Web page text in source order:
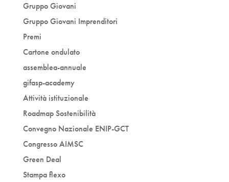
Gruppo Giovani
Gruppo Giovani Imprenditori
Premi
Cartone ondulato
assemblea-annuale
gifasp-academy
Attività istituzionale
Roadmap Sostenibilità
Convegno Nazionale ENIP-GCT
Congresso AIMSC
Green Deal
Stampa flexo